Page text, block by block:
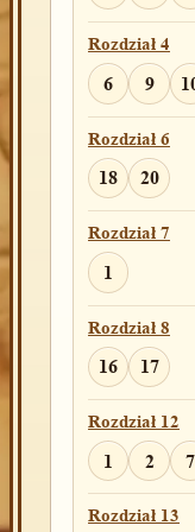
Rozdział 4
6 9
Rozdział 6
18 20
Rozdział 7
1
Rozdział 8
16 17
Rozdział 12
1 2 7
Rozdział 13